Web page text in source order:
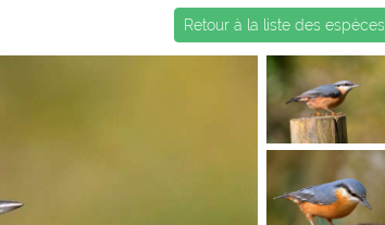
Retour à la liste des espèces